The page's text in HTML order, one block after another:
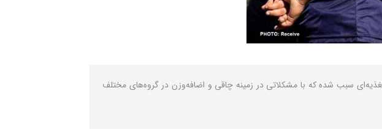
سبب شده که با مشکلاتی در زمینه چاقی و اضافه‌وزن در گروه‌های مختلف